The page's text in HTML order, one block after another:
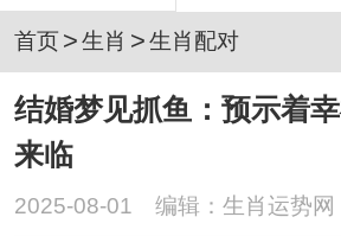
首页>生肖 >生肖配对
结婚梦见抓鱼：预示着
来临
2025-08-01 编辑：生肖运势